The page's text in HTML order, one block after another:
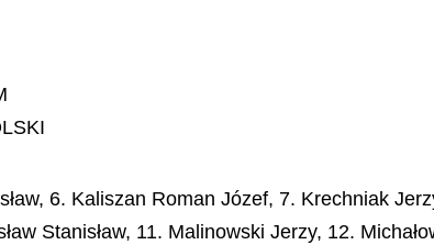
6. Kaliszan Roman Józef, 7. Krechniak
Stanisław, 11. Malinowski Jerzy, 12.